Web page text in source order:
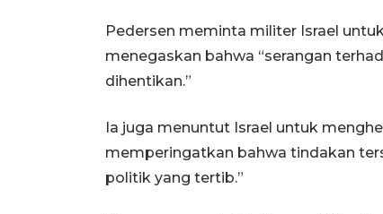
Pedersen meminta militer Israel
menegaskan bahwa “serangan
dihentikan.”
Ia juga menuntut Israel untuk
memperingatkan bahwa tindakan
politik yang tertib.”